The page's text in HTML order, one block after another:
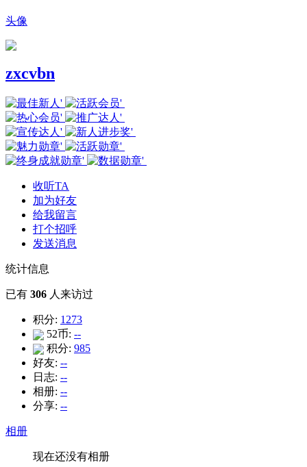
头像
zxcvbn
收听TA
加为好友
给我留言
打个招呼
发送消息
统计信息
已有 306 人来访过
积分: 1273
52币: --
积分: 985
好友: --
日志: --
相册: --
分享: --
相册
现在还没有相册